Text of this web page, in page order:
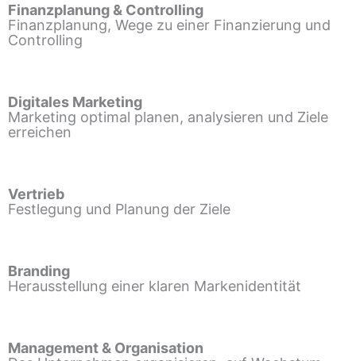
Finanzplanung & Controlling
Finanzplanung, Wege zu einer Finanzierung und
Controlling
Digitales Marketing
Marketing optimal planen, analysieren und Ziele
erreichen
Vertrieb
Festlegung und Planung der Ziele
Branding
Herausstellung einer klaren Markenidentität
Management & Organisation